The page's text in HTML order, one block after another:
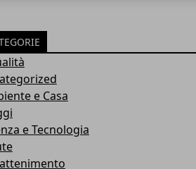
e Casa
e Tecnologia